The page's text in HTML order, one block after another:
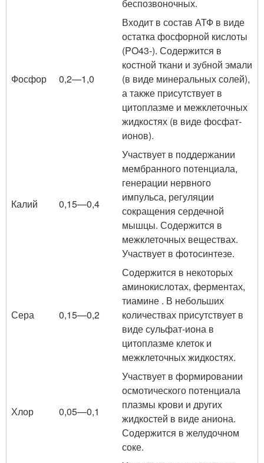
беспозвоночных.
Фосфор 0,2—1,0
Входит в состав АТФ в виде
остатка фосфорной кислоты
(PO43-). Содержится в
костной ткани и зубной эмали
(в виде минеральных солей),
а также присутствует в
цитоплазме и межклеточных
жидкостях (в виде фосфат-
ионов).
Калий 0,15—0,4
Участвует в поддержании
мембранного потенциала,
генерации нервного
импульса, регуляции
сокращения сердечной
мышцы. Содержится в
межклеточных веществах.
Участвует в фотосинтезе.
Сера 0,15—0,2
Содержится в некоторых
аминокислотах, ферментах,
тиамине . В небольших
количествах присутствует в
виде сульфат-иона в
цитоплазме клеток и
межклеточных жидкостях.
Хлор 0,05—0,1
Участвует в формировании
осмотического потенциала
плазмы крови и других
жидкостей в виде аниона.
Содержится в желудочном
соке.